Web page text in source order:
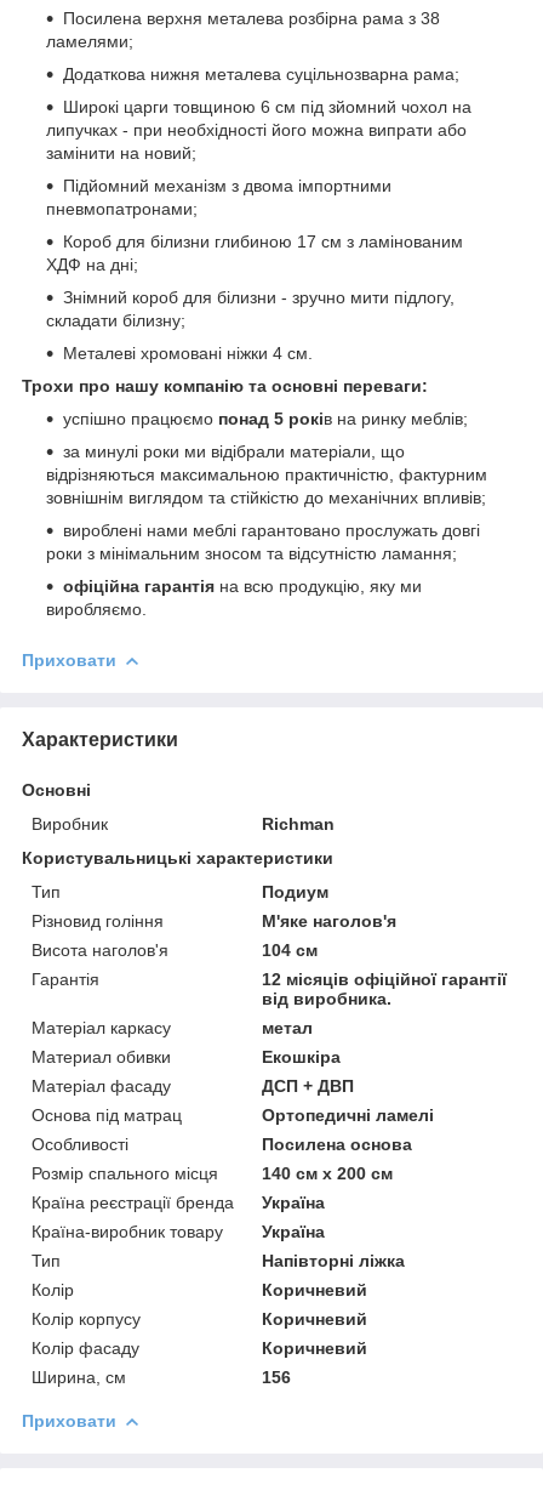
Посилена верхня металева розбірна рама з 38
ламелями;
Додаткова нижня металева суцільнозварна рама;
Широкі царги товщиною 6 см під зйомний чохол на
липучках - при необхідності його можна випрати або
замінити на новий;
Підйомний механізм з двома імпортними
пневмопатронами;
Короб для білизни глибиною 17 см з ламінованим
ХДФ на дні;
Знімний короб для білизни - зручно мити підлогу,
складати білизну;
Металеві хромовані ніжки 4 см.
Трохи про нашу компанію та основні переваги:
успішно працюємо понад 5 років на ринку меблів;
за минулі роки ми відібрали матеріали, що
відрізняються максимальною практичністю, фактурним
зовнішнім виглядом та стійкістю до механічних впливів;
вироблені нами меблі гарантовано прослужать довгі
роки з мінімальним зносом та відсутністю ламання;
офіційна гарантія на всю продукцію, яку ми
виробляємо.
Приховати
Характеристики
Основні
Виробник
Richman
Користувальницькі характеристики
Тип
Подиум
Різновид гоління
М'яке наголов'я
Висота наголов'я
104 см
Гарантія
12 місяців офіційної гарантії
від виробника.
Матеріал каркасу
метал
Материал обивки
Екошкіра
Матеріал фасаду
ДСП + ДВП
Основа під матрац
Ортопедичні ламелі
Особливості
Посилена основа
Розмір спального місця
140 см х 200 см
Країна реєстрації бренда
Україна
Країна-виробник товару
Україна
Тип
Напівторні ліжка
Колір
Коричневий
Колір корпусу
Коричневий
Колір фасаду
Коричневий
Ширина, см
156
Приховати